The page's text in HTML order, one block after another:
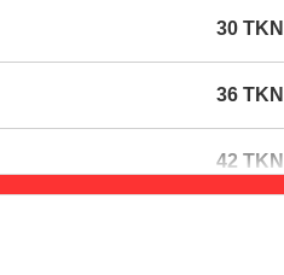
30 TKN
36 TKN
42 TKN